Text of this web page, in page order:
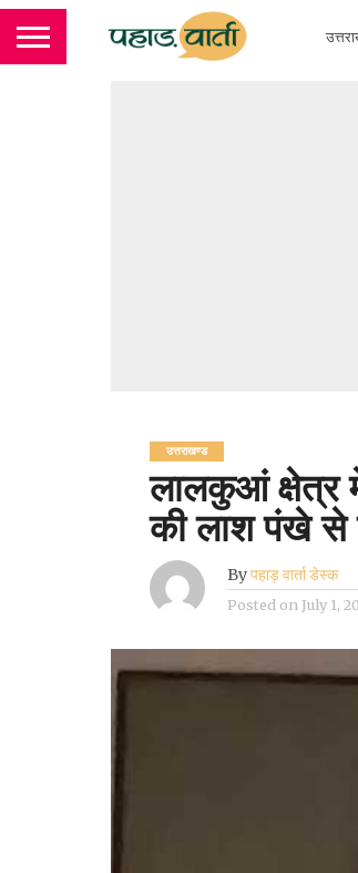
उत्तराखण्ड
लालकुआं क्षेत्र में
की लाश पंखे से
Byपहाड़ वार्ता डेस्क
Posted on July 1,